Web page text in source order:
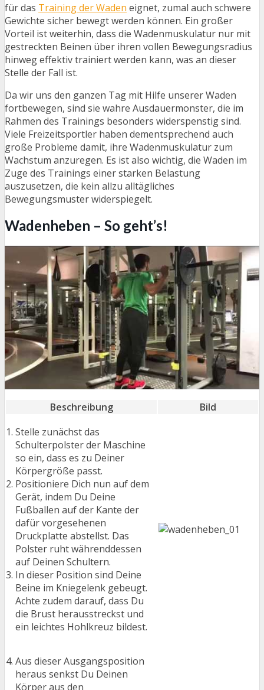
für das Training der Waden eignet, zumal auch schwere
Gewichte sicher bewegt werden können. Ein großer
Vorteil ist weiterhin, dass die Wadenmuskulatur nur mit
gestreckten Beinen über ihren vollen Bewegungsradius
hinweg effektiv trainiert werden kann, was an dieser
Stelle der Fall ist.
Da wir uns den ganzen Tag mit Hilfe unserer Waden
fortbewegen, sind sie wahre Ausdauermonster, die im
Rahmen des Trainings besonders widerspenstig sind.
Viele Freizeitsportler haben dementsprechend auch
große Probleme damit, ihre Wadenmuskulatur zum
Wachstum anzuregen. Es ist also wichtig, die Waden im
Zuge des Trainings einer starken Belastung
auszusetzen, die kein allzu alltägliches
Bewegungsmuster widerspiegelt.
Wadenheben – So geht’s!
Beschreibung
Bild
Stelle zunächst das
Schulterpolster der Maschine
so ein, dass es zu Deiner
Körpergröße passt.
Positioniere Dich nun auf dem
Gerät, indem Du Deine
Fußballen auf der Kante der
dafür vorgesehenen
Druckplatte abstellst. Das
Polster ruht währenddessen
auf Deinen Schultern.
In dieser Position sind Deine
Beine im Kniegelenk gebeugt.
Achte zudem darauf, dass Du
die Brust herausstreckst und
ein leichtes Hohlkreuz bildest.
Aus dieser Ausgangsposition
heraus senkst Du Deinen
Körper aus den